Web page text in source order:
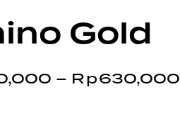
Gold
– Rp630,000